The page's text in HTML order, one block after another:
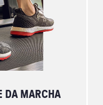
DA MARCHA